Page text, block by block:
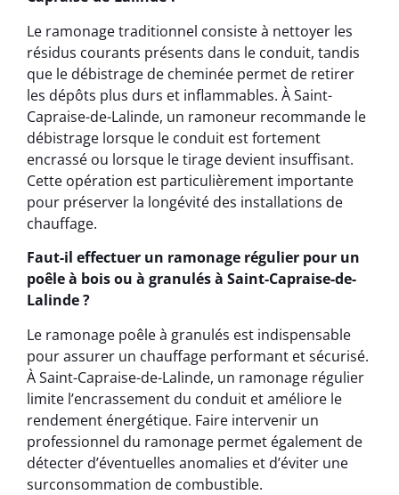
Le ramonage traditionnel consiste à nettoyer les
résidus courants présents dans le conduit, tandis
que le débistrage de cheminée permet de retirer
les dépôts plus durs et inflammables. À Saint-
Capraise-de-Lalinde, un ramoneur recommande le
débistrage lorsque le conduit est fortement
encrassé ou lorsque le tirage devient insuffisant.
Cette opération est particulièrement importante
pour préserver la longévité des installations de
chauffage.
Faut-il effectuer un ramonage régulier pour un
poêle à bois ou à granulés à Saint-Capraise-de-
Lalinde ?
Le ramonage poêle à granulés est indispensable
pour assurer un chauffage performant et sécurisé.
À Saint-Capraise-de-Lalinde, un ramonage régulier
limite l’encrassement du conduit et améliore le
rendement énergétique. Faire intervenir un
professionnel du ramonage permet également de
détecter d’éventuelles anomalies et d’éviter une
surconsommation de combustible.